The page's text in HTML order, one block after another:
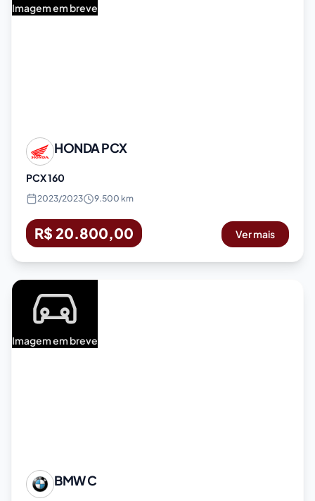
Imagem em breve
HONDAPCX
PCX 160
2023/2023 9.500 km
R$ 20.800,00 Ver mais
Imagem em breve
BMWC